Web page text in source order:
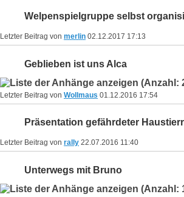
Welpenspielgruppe selbst
Letzter Beitrag von merlin 02.12.2017 17:13
Geblieben ist uns Alca
Letzter Beitrag von Wollmaus 01.12.2016 17:54
Letzter Beitrag von rally 22.07.2016 11:40
Unterwegs mit Bruno